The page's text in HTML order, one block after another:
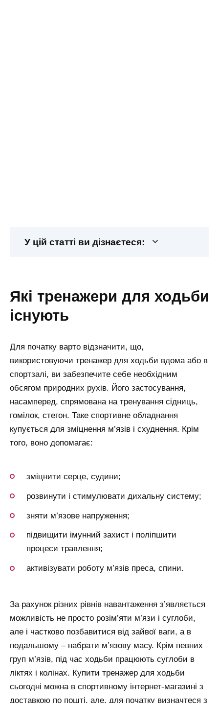
У цій статті ви дізнаєтеся:
які тренажери для ходьби
існують
Для початку варто відзначити, що,
використовуючи тренажер для ходьби вдома або в
спортзалі, ви забезпечите себе необхідним
обсягом природних рухів. Його застосування,
насамперед, спрямована на тренування сідниць,
гомілок, стегон. Таке спортивне обладнання
купується для зміцнення м’язів і схуднення. Крім
того, воно допомагає:
зміцнити серце, судини;
розвинути і стимулювати дихальну систему;
зняти м’язове напруження;
підвищити імунний захист і поліпшити
процеси травлення;
активізувати роботу м’язів преса, спини.
За рахунок різних рівнів навантаження з’являється
можливість не просто розім’яти м’язи і суглоби,
але і частково позбавитися від зайвої ваги, а в
подальшому – набрати м’язову масу. Крім певних
груп м’язів, під час ходьби працюють суглоби в
ліктях і колінах. Купити тренажер для ходьби
сьогодні можна в спортивному інтернет-магазині з
доставкою по пошті, але, для початку визначтеся з